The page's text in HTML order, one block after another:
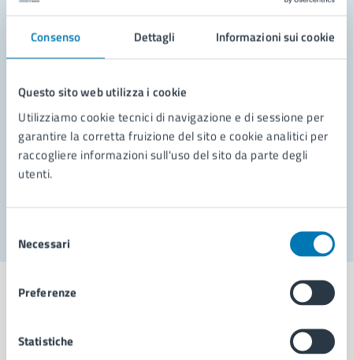
Consenso Dettagli Informazioni sui cookie
Questo sito web utilizza i cookie
Utilizziamo cookie tecnici di navigazione e di sessione per
garantire la corretta fruizione del sito e cookie analitici per
raccogliere informazioni sull'uso del sito da parte degli
utenti.
delNecessari
Preferenze
Statistiche
Leggi le domande frequenti
Richiedi assistenza
Prenota appuntamento
Problemi in città
Comune di Napoli